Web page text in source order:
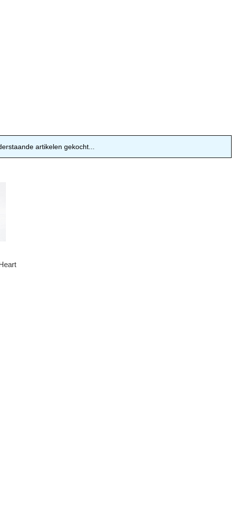
artikelen gekocht...